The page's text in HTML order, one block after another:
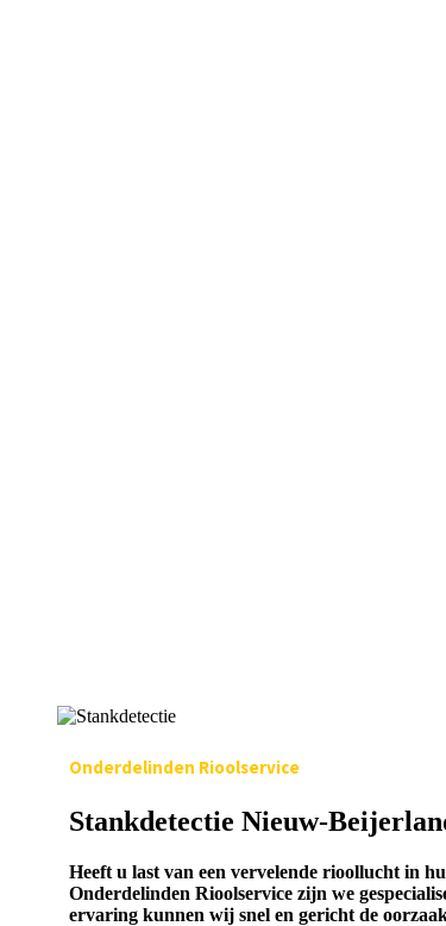
Onderdelinden Rioolservice
Stankdetectie Nieuw-
Heeft u last van een vervelende rioollucht in
Onderdelinden Rioolservice zijn we
ervaring kunnen wij snel en gericht de